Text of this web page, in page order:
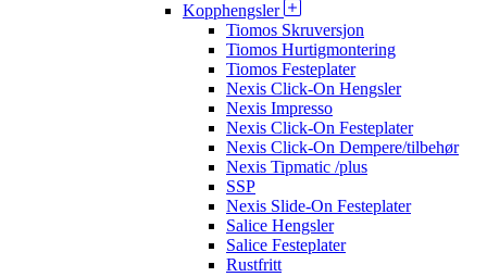
Kopphengsler
Tiomos Skruversjon
Tiomos Hurtigmontering
Tiomos Festeplater
Nexis Click-On Hengsler
Nexis Impresso
Nexis Click-On Festeplater
Nexis Click-On Dempere/tilbehør
Nexis Tipmatic /plus
SSP
Nexis Slide-On Festeplater
Salice Hengsler
Salice Festeplater
Rustfritt